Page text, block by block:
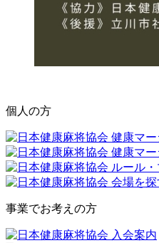
個人の方
事業でお考えの方